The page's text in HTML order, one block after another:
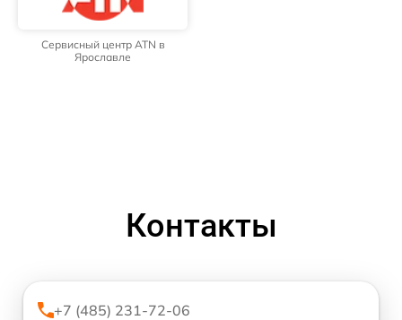
Сервисный центр ATN в
Ярославле
Контакты
+7 (485) 231-72-06